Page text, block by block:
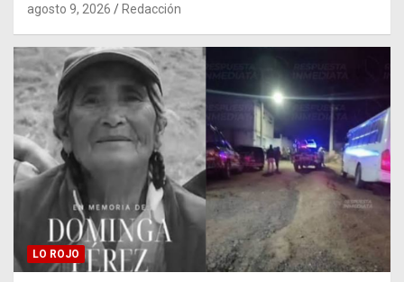
agosto 9, 2026 Redacción
LO ROJO